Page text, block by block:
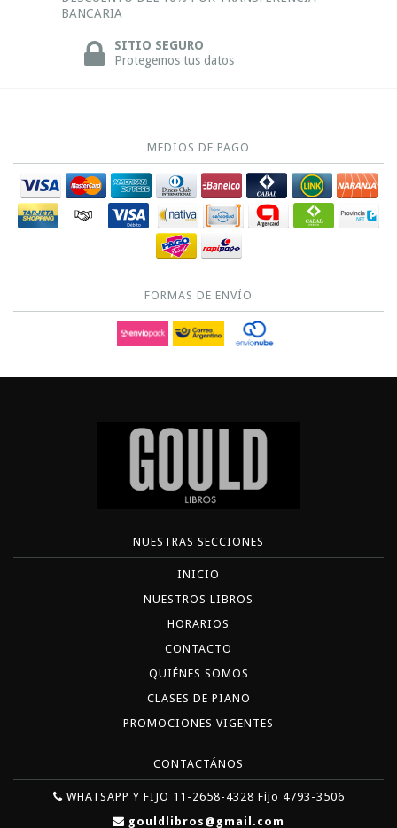
BANCARIA
SITIO SEGURO
Protegemos tus datos
MEDIOS DE PAGO
FORMAS DE ENVÍO
NUESTRAS SECCIONES
INICIO
NUESTROS LIBROS
HORARIOS
CONTACTO
QUIÉNES SOMOS
CLASES DE PIANO
PROMOCIONES VIGENTES
CONTACTÁNOS
WHATSAPP Y FIJO 11-2658-4328 Fijo 4793-3506
gouldlibros@gmail.com